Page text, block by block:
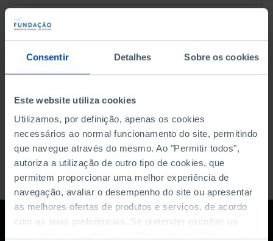
Consentir Detalhes Sobre os cookies
Este website utiliza cookies
Utilizamos, por definição, apenas os cookies
necessários ao normal funcionamento do site, permitindo
que navegue através do mesmo. Ao "Permitir todos",
autoriza a utilização de outro tipo de cookies, que
permitem proporcionar uma melhor experiência de
navegação, avaliar o desempenho do site ou apresentar
as melhores ofertas de produtos e serviços, de acordo
com as suas preferências. Se pretender escolher os
DATA DE INÍCIO
DATA DE FIM